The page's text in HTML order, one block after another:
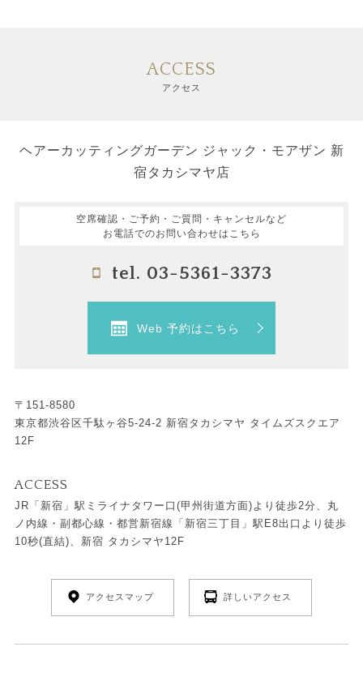
ACCESS
アクセス
ヘアーカッティングガーデン ジャック・モアザン 新
宿タカシマヤ店
空席確認・ご予約・ご質問・キャンセルなど
お電話でのお問い合わせはこちら
tel. 03-5361-3373
Web 予約はこちら
〒151-8580
東京都渋谷区千駄ヶ谷5-24-2 新宿タカシマヤ タイムズスクエア
12F
ACCESS
JR「新宿」駅ミライナタワー口(甲州街道方面)より徒歩2分、丸
ノ内線・副都心線・都営新宿線「新宿三丁目」駅E8出口より徒歩
10秒(直結)、新宿 タカシマヤ12F
アクセスマップ 詳しいアクセス